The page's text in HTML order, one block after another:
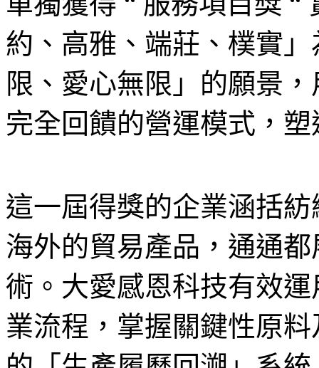
約、高雅、端莊、樸實
限、愛心無限」的願景
完全回饋的營運模式，
這一屆得獎的企業涵括
海外的貿易產品，通通
術。大愛感恩科技有效
業流程，掌握關鍵性原